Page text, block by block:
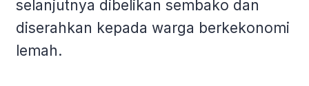
selanjutnya dibelikan sembako dan
diserahkan kepada warga berkekonomi
lemah.